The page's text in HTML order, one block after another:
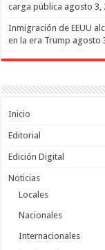
carga pública agosto 3,
Inmigración de EEUU
en la era Trump agosto
Inicio
Editorial
Edición Digital
Noticias
Locales
Nacionales
Internacionales